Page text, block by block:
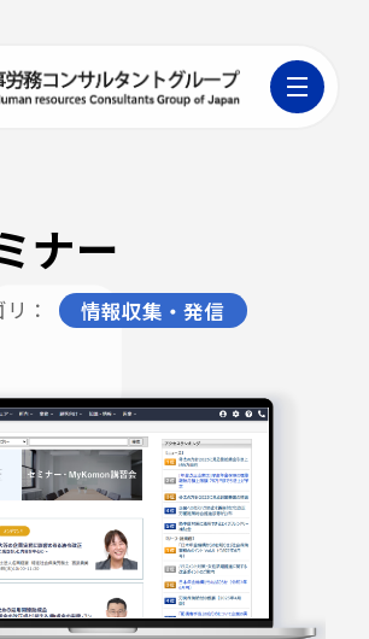
ナー
： 情報収集・発信